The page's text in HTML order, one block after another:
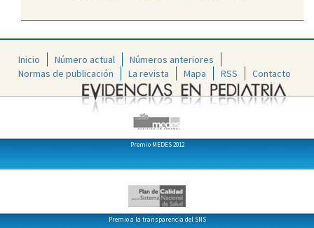
Inicio Número actual
Números anteriores
Normas de publicación
La revista Mapa RSS Contacto
Premio MEDES 2012
Premio a la transparencia del SNS